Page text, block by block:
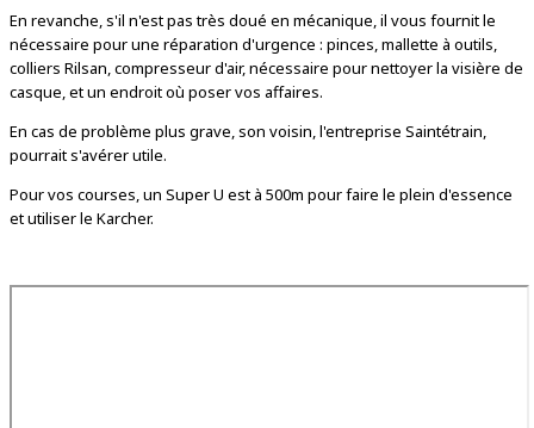
En revanche, s'il n'est pas très doué en mécanique, il vous fournit le
nécessaire pour une réparation d'urgence : pinces, mallette à outils,
colliers Rilsan, compresseur d'air, nécessaire pour nettoyer la visière de
casque, et un endroit où poser vos affaires.
En cas de problème plus grave, son voisin, l'entreprise Saintétrain,
pourrait s'avérer utile.
Pour vos courses, un Super U est à 500m pour faire le plein d'essence
et utiliser le Karcher.